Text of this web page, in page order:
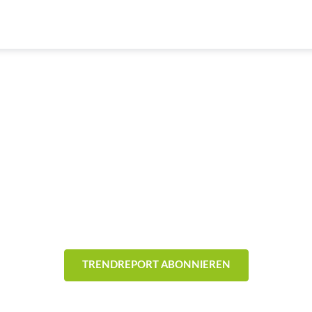
TRENDREPORT ABONNIEREN